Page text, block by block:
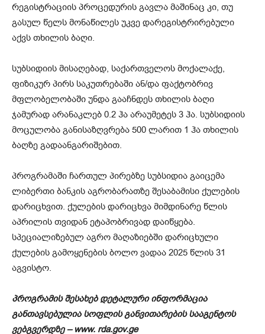
რეგისტრაციის პროცედურის გავლა მაშინაც კი, თუ
გასულ წელს მონაწილეს უკვე დარეგისტრირებული
აქვს თხილის ბაღი.
სუბსიდიის მისაღებად, საქართველოს მოქალაქე,
ფიზიკურ პირს საკუთრებაში ან/და ფაქტობრივ
მფლობელობაში უნდა გააჩნდეს თხილის ბაღი
ჯამურად არანაკლებ 0.2 ჰა არაუმეტეს 3 ჰა. სუბსიდიის
მოცულობა განისაზღვრება 500 ლარით 1 ჰა თხილის
ბაღზე გადაანგარიშებით.
პროგრამაში ჩართულ პირებზე სუბსიდია გაიცემა
ლიბერთი ბანკის აგრობარათზე შესაბამისი ქულების
დარიცხვით. ქულების დარიცხვა მიმდინარე წლის
აპრილის თვიდან ეტაპობრივად დაიწყება.
სპეციალიზებულ აგრო მაღაზიებში დარიცხული
ქულების გამოყენების ბოლო ვადაა 2025 წლის 31
აგვისტო.
პროგრამის შესახებ დეტალური ინფორმაცია
განთავსებულია სოფლის განვითარების სააგენტოს
ვებგვერდზე – www. rda.gov.ge